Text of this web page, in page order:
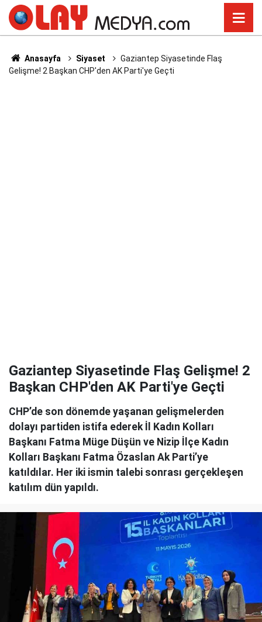
Anasayfa Siyaset
Gaziantep Siyasetinde Flaş
Gelişme! 2 Başkan CHP'den AK Parti'ye Geçti
Gaziantep Siyasetinde Flaş Gelişme! 2
Başkan CHP'den AK Parti'ye Geçti
CHP’de son dönemde yaşanan gelişmelerden
dolayı partiden istifa ederek İl Kadın Kolları
Başkanı Fatma Müge Düşün ve Nizip İlçe Kadın
Kolları Başkanı Fatma Özaslan Ak Parti’ye
katıldılar. Her iki ismin talebi sonrası gerçekleşen
katılım dün yapıldı.